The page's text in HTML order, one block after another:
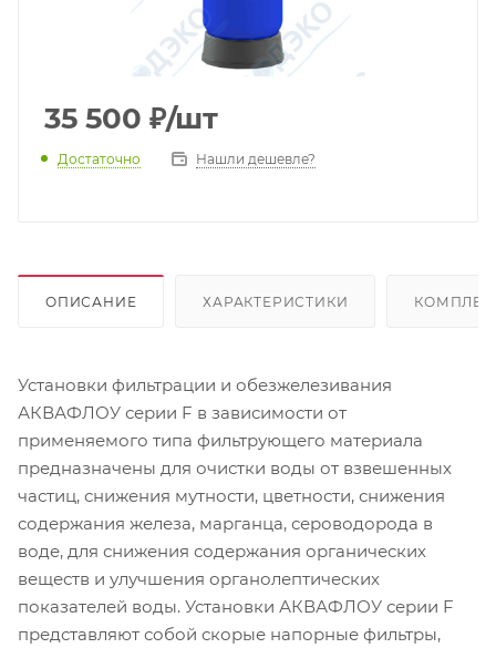
35 500 ₽/шт
Достаточно Нашли дешевле?
ОПИСАНИЕ ХАРАКТЕРИСТИКИ
Установки фильтрации и обезжелезивания
АКВАФЛОУ серии F в зависимости от
применяемого типа фильтрующего материала
предназначены для очистки воды от взвешенных
частиц, снижения мутности, цветности, снижения
содержания железа, марганца, сероводорода в
воде, для снижения содержания органических
веществ и улучшения органолептических
показателей воды. Установки АКВАФЛОУ серии F
представляют собой скорые напорные фильтры,